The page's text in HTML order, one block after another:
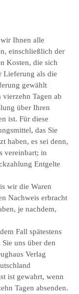
Ihnen alle
einschließlich der
Kosten, die sich
Lieferung als die
gewählt
Tagen ab
über Ihren
ist. Für diese
das Sie
haben, es sei denn,
vereinbart; in
Entgelte
wir die Waren
Nachweis erbracht
je nachdem,
Fall spätestens
uns über den
Verlag
ist gewahrt, wenn
Tagen absenden.